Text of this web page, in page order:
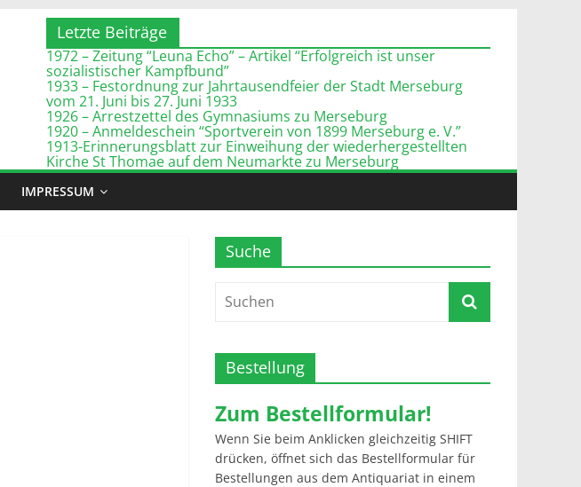
Letzte Beiträge
1972 – Zeitung “Leuna Echo” – Artikel “Erfolgreich ist unser
sozialistischer Kampfbund”
1933 – Festordnung zur Jahrtausendfeier der Stadt Merseburg
vom 21. Juni bis 27. Juni 1933
1926 – Arrestzettel des Gymnasiums zu Merseburg
1920 – Anmeldeschein “Sportverein von 1899 Merseburg e. V.”
1913-Erinnerungsblatt zur Einweihung der wiederhergestellten
Kirche St Thomae auf dem Neumarkte zu Merseburg
IMPRESSUM
Suche
Bestellung
Zum Bestellformular!
Wenn Sie beim Anklicken gleichzeitig SHIFT
drücken, öffnet sich das Bestellformular für
Bestellungen aus dem Antiquariat in einem